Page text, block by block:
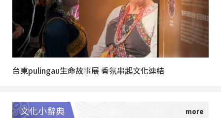
台東pulingau生命故事展 香氛串起文化連結
文化小辭典